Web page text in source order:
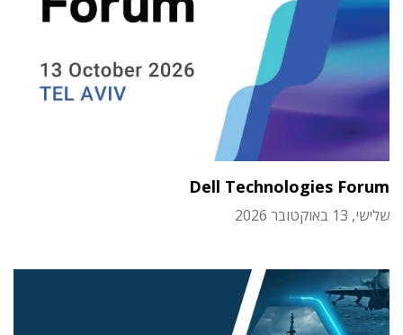
Dell Technologies Forum
שלישי, 13 באוקטובר 2026